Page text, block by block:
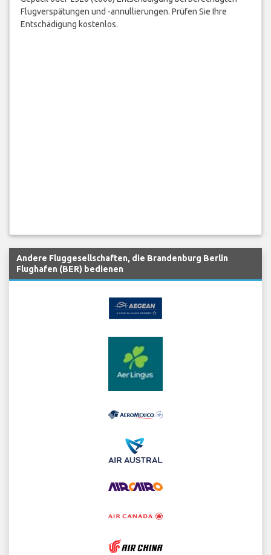
Flugverspätungen und -annullierungen. Prüfen Sie Ihre
Entschädigung kostenlos.
Andere Fluggesellschaften, die Brandenburg Berlin
Flughafen (BER) bedienen